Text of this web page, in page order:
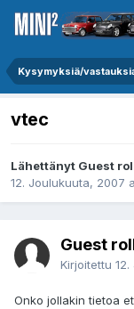
Kysymyksiä/
vtec
Lähettänyt Guest
12. Joulukuuta, 2007
Guest
Kirjoitettu
Onko jollakin tietoa